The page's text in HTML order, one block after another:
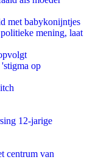
met babykonijntjes
mening, laat
op
12-jarige
centrum van